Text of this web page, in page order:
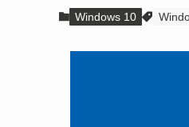
Windows 10